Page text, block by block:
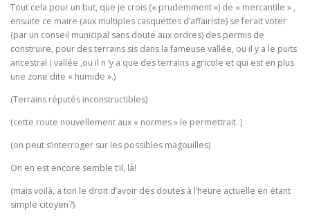
Tout cela pour un but, que je crois (« prudemment ») de « mercantile » ,
ensuite ce maire (aux multiples casquettes d’affairiste) se ferait voter
(par un conseil municipal sans doute aux ordres) des permis de
construire, pour des terrains sis dans la fameuse vallée, ou il y a le puits
ancestral ( vallée ,ou il n ‘y a que des terrains agricole et qui est en plus
une zone dite « humide ».)
(Terrains réputés inconstructibles)
(cette route nouvellement aux « normes » le permettrait. )
(on peut s’interroger sur les possibles magouilles)
On en est encore semble t’il, là!
(mais voilà, a ton le droit d’avoir des doutes à l’heure actuelle en étant
simple citoyen?)